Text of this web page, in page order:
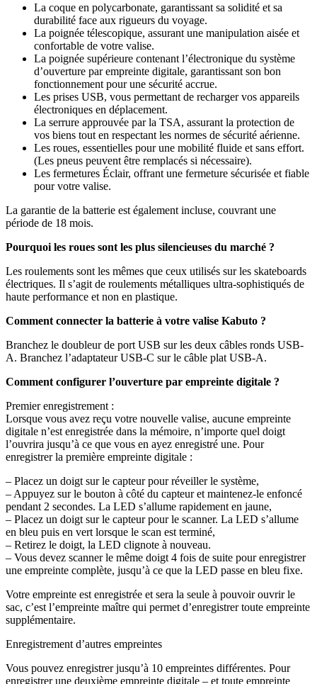
La coque en polycarbonate, garantissant sa solidité et sa
durabilité face aux rigueurs du voyage.
La poignée télescopique, assurant une manipulation aisée et
confortable de votre valise.
La poignée supérieure contenant l’électronique du système
d’ouverture par empreinte digitale, garantissant son bon
fonctionnement pour une sécurité accrue.
Les prises USB, vous permettant de recharger vos appareils
électroniques en déplacement.
La serrure approuvée par la TSA, assurant la protection de
vos biens tout en respectant les normes de sécurité aérienne.
Les roues, essentielles pour une mobilité fluide et sans effort.
(Les pneus peuvent être remplacés si nécessaire).
Les fermetures Éclair, offrant une fermeture sécurisée et fiable
pour votre valise.
La garantie de la batterie est également incluse, couvrant une
période de 18 mois.
Pourquoi les roues sont les plus silencieuses du marché ?
Les roulements sont les mêmes que ceux utilisés sur les skateboards
électriques. Il s’agit de roulements métalliques ultra-sophistiqués de
haute performance et non en plastique.
Comment connecter la batterie à votre valise Kabuto ?
Branchez le doubleur de port USB sur les deux câbles ronds USB-
A. Branchez l’adaptateur USB-C sur le câble plat USB-A.
Comment configurer l’ouverture par empreinte digitale ?
Premier enregistrement :
Lorsque vous avez reçu votre nouvelle valise, aucune empreinte
digitale n’est enregistrée dans la mémoire, n’importe quel doigt
l’ouvrira jusqu’à ce que vous en ayez enregistré une. Pour
enregistrer la première empreinte digitale :
– Placez un doigt sur le capteur pour réveiller le système,
– Appuyez sur le bouton à côté du capteur et maintenez-le enfoncé
pendant 2 secondes. La LED s’allume rapidement en jaune,
– Placez un doigt sur le capteur pour le scanner. La LED s’allume
en bleu puis en vert lorsque le scan est terminé,
– Retirez le doigt, la LED clignote à nouveau.
– Vous devez scanner le même doigt 4 fois de suite pour enregistrer
une empreinte complète, jusqu’à ce que la LED passe en bleu fixe.
Votre empreinte est enregistrée et sera la seule à pouvoir ouvrir le
sac, c’est l’empreinte maître qui permet d’enregistrer toute empreinte
supplémentaire.
Enregistrement d’autres empreintes
Vous pouvez enregistrer jusqu’à 10 empreintes différentes. Pour
enregistrer une deuxième empreinte digitale – et toute empreinte